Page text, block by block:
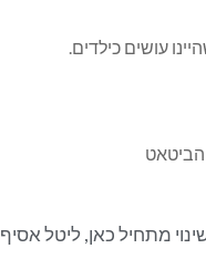
עושים כילדים.
מתחיל כאן, ליטל אסיף